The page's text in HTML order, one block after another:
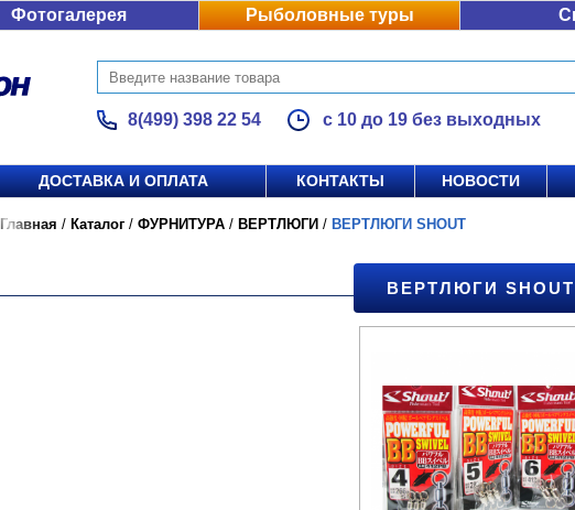
Фотогалерея Рыболовные туры
8(499) 398 22 54 с 10 до 19 без выходных
ДОСТАВКА И ОПЛАТА КОНТАКТЫ НОВОСТИ
Главная / Каталог / ФУРНИТУРА / ВЕРТЛЮГИ / ВЕРТЛЮГИ SHOUT
ВЕРТЛЮГИ SHOUT